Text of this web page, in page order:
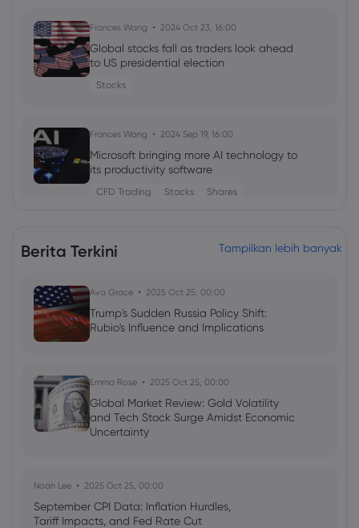
Frances Wang 2024 Oct 23, 16:00
Global stocks fall as traders look ahead
to US presidential election
Stocks
Frances Wang 2024 Sep 19, 16:00
Microsoft bringing more AI technology to
its productivity software
CFD Trading Stocks Shares
Neil Wilson 2023 Mei 16, 03:30
Shares
Berita Terkini Tampilkan lebih banyak
Ava Grace 2025 Oct 25, 00:00
Trump's Sudden Russia Policy Shift:
Rubio's Influence and Implications
Emma Rose 2025 Oct 25, 00:00
Global Market Review: Gold Volatility
and Tech Stock Surge Amidst Economic
Uncertainty
Noah Lee 2025 Oct 25, 00:00
September CPI Data: Inflation Hurdles,
Tariff Impacts, and Fed Rate Cut